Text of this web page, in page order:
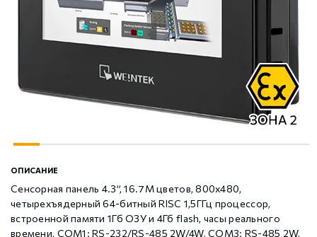
ОПИСАНИЕ
Сенсорная панель 4.3”, 16.7M цветов, 800x480,
четырехъядерный 64-битный RISC 1,5ГГц процессор,
встроенной памяти 1Гб ОЗУ и 4Гб flash, часы реального
времени, COM1: RS-232/RS-485 2W/4W, COM3: RS-485 2W,
Xinje XP (PLC+HMI)
Xinje HVAC
Беспроводное оборудование WoMaster
SFP модули WoMaster
Xinje Аксессуары
Серводрайверы Xinje DL6 Высокоточные
Серводвигатели Xinje MS6
Аксессуары Xinje
Шаговые драйверы Xinje DP3L (высоковольтные
импульсные с разомкнутым контуром)
Шаговые драйверы Xinje DP3S (Modbus RTU, с
замкнутым контуром)
Шаговые драйверы Xinje DP3SL (Modbus RTU, с
управления
Шаговые двигатели MP3 с разомкнутым контуром
управления